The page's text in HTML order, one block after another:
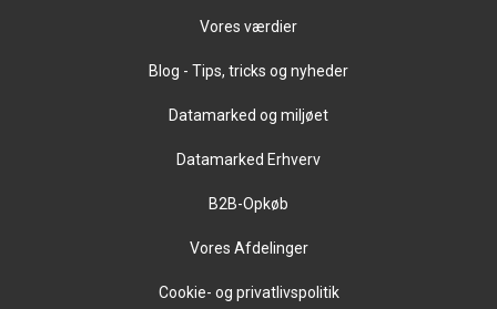
Vores værdier
Blog - Tips, tricks og nyheder
Datamarked og miljøet
Datamarked Erhverv
B2B-Opkøb
Vores Afdelinger
Cookie- og privatlivspolitik